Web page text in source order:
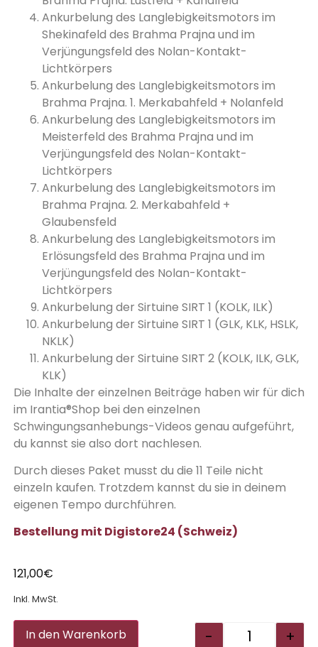
Ankurbelung des Langlebigkeitsmotors im
Shekinafeld des Brahma Prajna und im
Verjüngungsfeld des Nolan-Kontakt-
Lichtkörpers
Ankurbelung des Langlebigkeitsmotors im
Brahma Prajna. 1. Merkabahfeld + Nolanfeld
Ankurbelung des Langlebigkeitsmotors im
Meisterfeld des Brahma Prajna und im
Verjüngungsfeld des Nolan-Kontakt-
Lichtkörpers
Ankurbelung des Langlebigkeitsmotors im
Brahma Prajna. 2. Merkabahfeld +
Glaubensfeld
Ankurbelung des Langlebigkeitsmotors im
Erlösungsfeld des Brahma Prajna und im
Verjüngungsfeld des Nolan-Kontakt-
Lichtkörpers
Ankurbelung der Sirtuine SIRT 1 (KOLK, ILK)
Ankurbelung der Sirtuine SIRT 1 (GLK, KLK, HSLK,
NKLK)
Ankurbelung der Sirtuine SIRT 2 (KOLK, ILK, GLK,
KLK)
Die Inhalte der einzelnen Beiträge haben wir für dich
im Irantia®Shop bei den einzelnen
Schwingungsanhebungs-Videos genau aufgeführt,
du kannst sie also dort nachlesen.
Durch dieses Paket musst du die 11 Teile nicht
einzeln kaufen. Trotzdem kannst du sie in deinem
eigenen Tempo durchführen.
Bestellung mit Digistore24 (Schweiz)
121,00€
Inkl. MwSt.
- +
In den Warenkorb Alternative: